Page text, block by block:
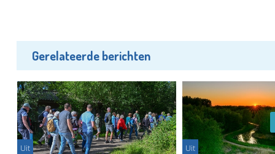
Gerelateerde berichten
Uit Uit